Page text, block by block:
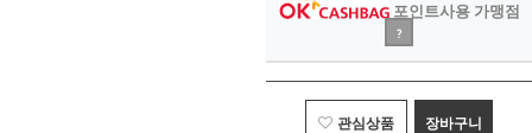
포인트사용 가맹점
?
관심상품 장바구니